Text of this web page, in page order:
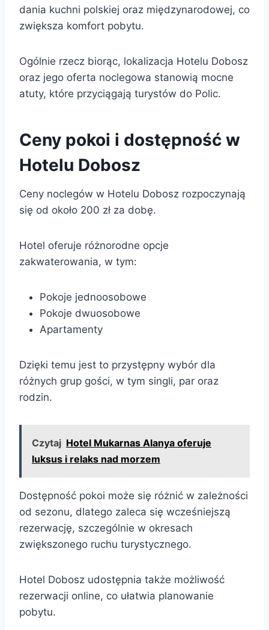
dania kuchni polskiej oraz międzynarodowej, co
zwiększa komfort pobytu.
Ogólnie rzecz biorąc, lokalizacja Hotelu Dobosz
oraz jego oferta noclegowa stanowią mocne
atuty, które przyciągają turystów do Polic.
Ceny pokoi i dostępność w
Hotelu Dobosz
Ceny noclegów w Hotelu Dobosz rozpoczynają
się od około 200 zł za dobę.
Hotel oferuje różnorodne opcje
zakwaterowania, w tym:
Pokoje jednoosobowe
Pokoje dwuosobowe
Apartamenty
Dzięki temu jest to przystępny wybór dla
różnych grup gości, w tym singli, par oraz
rodzin.
Czytaj Hotel Mukarnas Alanya oferuje
luksus i relaks nad morzem
Dostępność pokoi może się różnić w zależności
od sezonu, dlatego zaleca się wcześniejszą
rezerwację, szczególnie w okresach
zwiększonego ruchu turystycznego.
Hotel Dobosz udostępnia także możliwość
rezerwacji online, co ułatwia planowanie
pobytu.